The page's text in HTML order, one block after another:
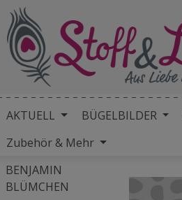
AKTUELL BÜGELBILDER
Zubehör & Mehr
BENJAMIN
BLÜMCHEN